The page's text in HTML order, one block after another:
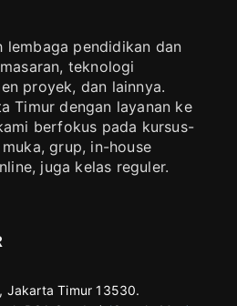
lembaga pendidikan dan
teknologi
proyek, dan lainnya.
Timur dengan layanan ke
berfokus pada kursus-
grup, in-house
juga kelas reguler.
Jakarta Timur 13530.